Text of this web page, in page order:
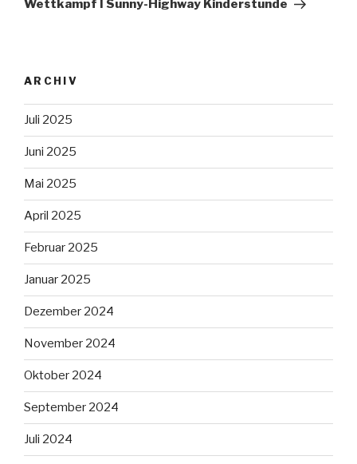
Wettkampf I Sunny-Highway Kinderstunde
ARCHIV
Juli 2025
Juni 2025
Mai 2025
April 2025
Februar 2025
Januar 2025
Dezember 2024
November 2024
Oktober 2024
September 2024
Juli 2024